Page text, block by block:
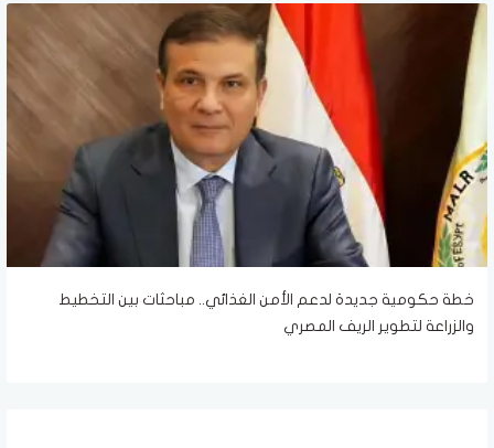
خطة حكومية جديدة لدعم الأمن الغذائي.. مباحثات بين التخطيط
والزراعة لتطوير الريف المصري